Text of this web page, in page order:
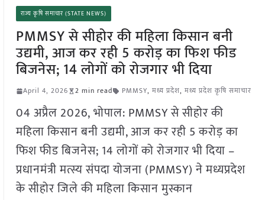
राज्य कृषि समाचार (STATE NEWS)
PMMSY से सीहोर की महिला किसान बनी
उद्यमी, आज कर रही 5 करोड़ का फिश फीड
बिजनेस; 14 लोगों को रोजगार भी दिया
April 4, 2026 2 min read PMMSY, मध्य प्रदेश, मध्य प्रदेश कृषि समाचार
04 अप्रैल 2026, भोपाल: PMMSY से सीहोर की
महिला किसान बनी उद्यमी, आज कर रही 5 करोड़ का
फिश फीड बिजनेस; 14 लोगों को रोजगार भी दिया –
प्रधानमंत्री मत्स्य संपदा योजना (PMMSY) ने मध्यप्रदेश
के सीहोर जिले की महिला किसान मुस्कान